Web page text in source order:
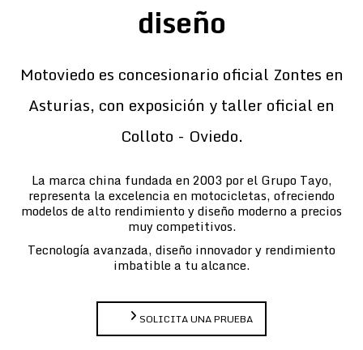
diseño
Motoviedo es concesionario oficial Zontes en
Asturias, con exposición y taller oficial en
Colloto - Oviedo.
La marca china fundada en 2003 por el Grupo Tayo,
representa la excelencia en motocicletas, ofreciendo
modelos de alto rendimiento y diseño moderno a precios
muy competitivos.
Tecnología avanzada, diseño innovador y rendimiento
imbatible a tu alcance.
SOLICITA UNA PRUEBA